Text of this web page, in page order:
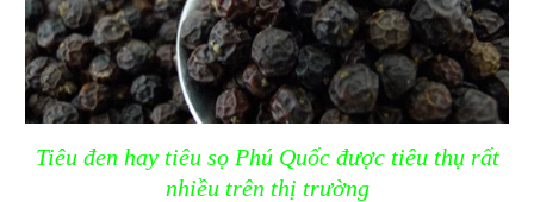
Tiêu đen hay tiêu sọ Phú Quốc được tiêu thụ rất
nhiều trên thị trường